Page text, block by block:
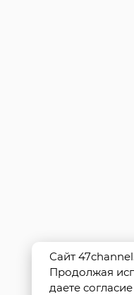
Сайт
Продолжая
даете